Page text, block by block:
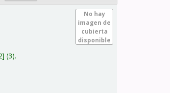
No hay
imagen de
cubierta
disponible
(3).